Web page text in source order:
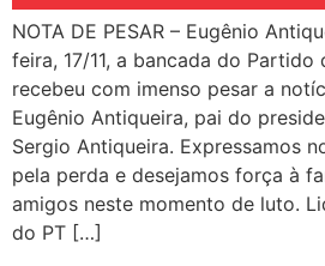
NOTA DE PESAR – Eugênio
feira, 17/11, a bancada do Partido
recebeu com imenso pesar a
Eugênio Antiqueira, pai do
Sergio Antiqueira. Expressamos
pela perda e desejamos força à
amigos neste momento de luto.
do PT […]